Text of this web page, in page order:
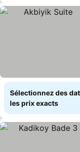
Sélectionnez des
les prix exacts